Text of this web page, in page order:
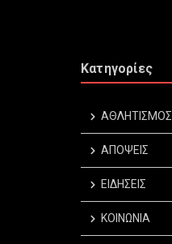
Κατηγορίες
ΑΘΛΗΤΙΣΜΟΣ
ΑΠΟΨΕΙΣ
ΕΙΔΗΣΕΙΣ
ΚΟΙΝΩΝΙΑ